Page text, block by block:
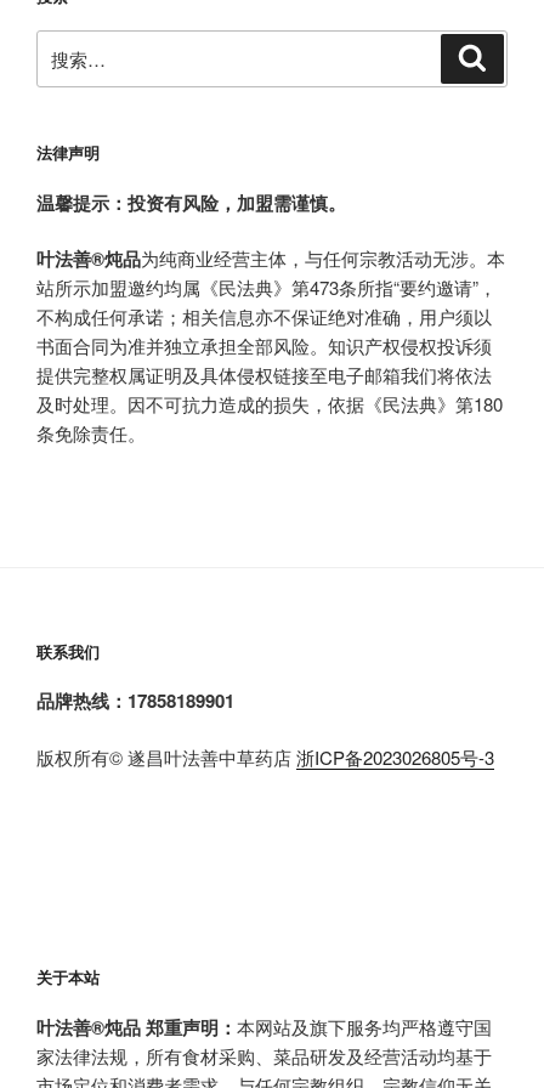
索：
法律声明
温馨提示：投资有风险，加盟需谨慎。
叶法善®炖品为纯商业经营主体，与任何宗教活动无涉。本
站所示加盟邀约均属《民法典》第473条所指“要约邀请”，
不构成任何承诺；相关信息亦不保证绝对准确，用户须以
书面合同为准并独立承担全部风险。知识产权侵权投诉须
提供完整权属证明及具体侵权链接至电子邮箱我们将依法
及时处理。因不可抗力造成的损失，依据《民法典》第180
条免除责任。
联系我们
品牌热线：17858189901
版权所有© 遂昌叶法善中草药店浙ICP备2023026805号-3
关于本站
叶法善®炖品 郑重声明： 本网站及旗下服务均严格遵守国
家法律法规，所有食材采购、菜品研发及经营活动均基于